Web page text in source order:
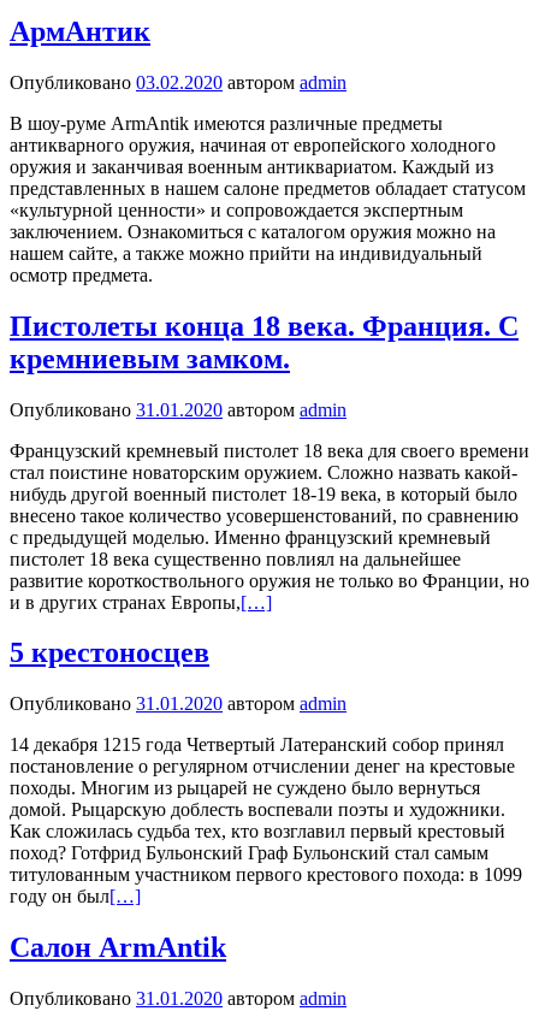
АрмАнтик
Опубликовано 03.02.2020 автором admin
В шоу-руме ArmAntik имеются различные предметы
антикварного оружия, начиная от европейского холодного
оружия и заканчивая военным антиквариатом. Каждый из
представленных в нашем салоне предметов обладает статусом
«культурной ценности» и сопровождается экспертным
заключением. Ознакомиться с каталогом оружия можно на
нашем сайте, а также можно прийти на индивидуальный
осмотр предмета.
Пистолеты конца 18 века. Франция. С
кремниевым замком.
Опубликовано 31.01.2020 автором admin
Французский кремневый пистолет 18 века для своего времени
стал поистине новаторским оружием. Сложно назвать какой-
нибудь другой военный пистолет 18-19 века, в который было
внесено такое количество усовершенстований, по сравнению
с предыдущей моделью. Именно французский кремневый
пистолет 18 века существенно повлиял на дальнейшее
развитие короткоствольного оружия не только во Франции, но
и в других странах Европы,[…]
5 крестоносцев
Опубликовано 31.01.2020 автором admin
14 декабря 1215 года Четвертый Латеранский собор принял
постановление о регулярном отчислении денег на крестовые
походы. Многим из рыцарей не суждено было вернуться
домой. Рыцарскую доблесть воспевали поэты и художники.
Как сложилась судьба тех, кто возглавил первый крестовый
поход? Готфрид Бульонский Граф Бульонский стал самым
титулованным участником первого крестового похода: в 1099
году он был[…]
Салон ArmAntik
Опубликовано 31.01.2020 автором admin